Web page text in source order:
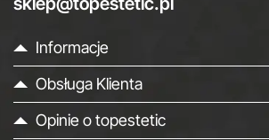
Informacje
Obsługa Klienta
Opinie o topestetic